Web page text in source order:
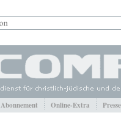
Abonnement Online-Extra